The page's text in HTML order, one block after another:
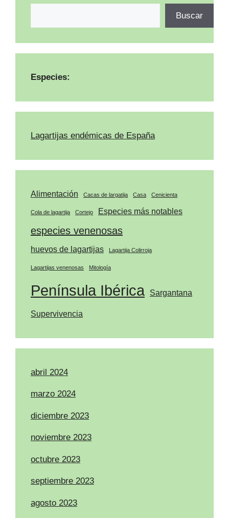
Buscar
Especies:
Lagartijas endémicas de España
Alimentación Cacas de largatija Casa Cenicienta
Cola de lagartija Cortejo Especies más notables
especies venenosas
huevos de lagartijas Lagartija Colirroja
Lagartijas venenosas Mitología
Península Ibérica Sargantana
Supervivencia
abril 2024
marzo 2024
diciembre 2023
noviembre 2023
octubre 2023
septiembre 2023
agosto 2023